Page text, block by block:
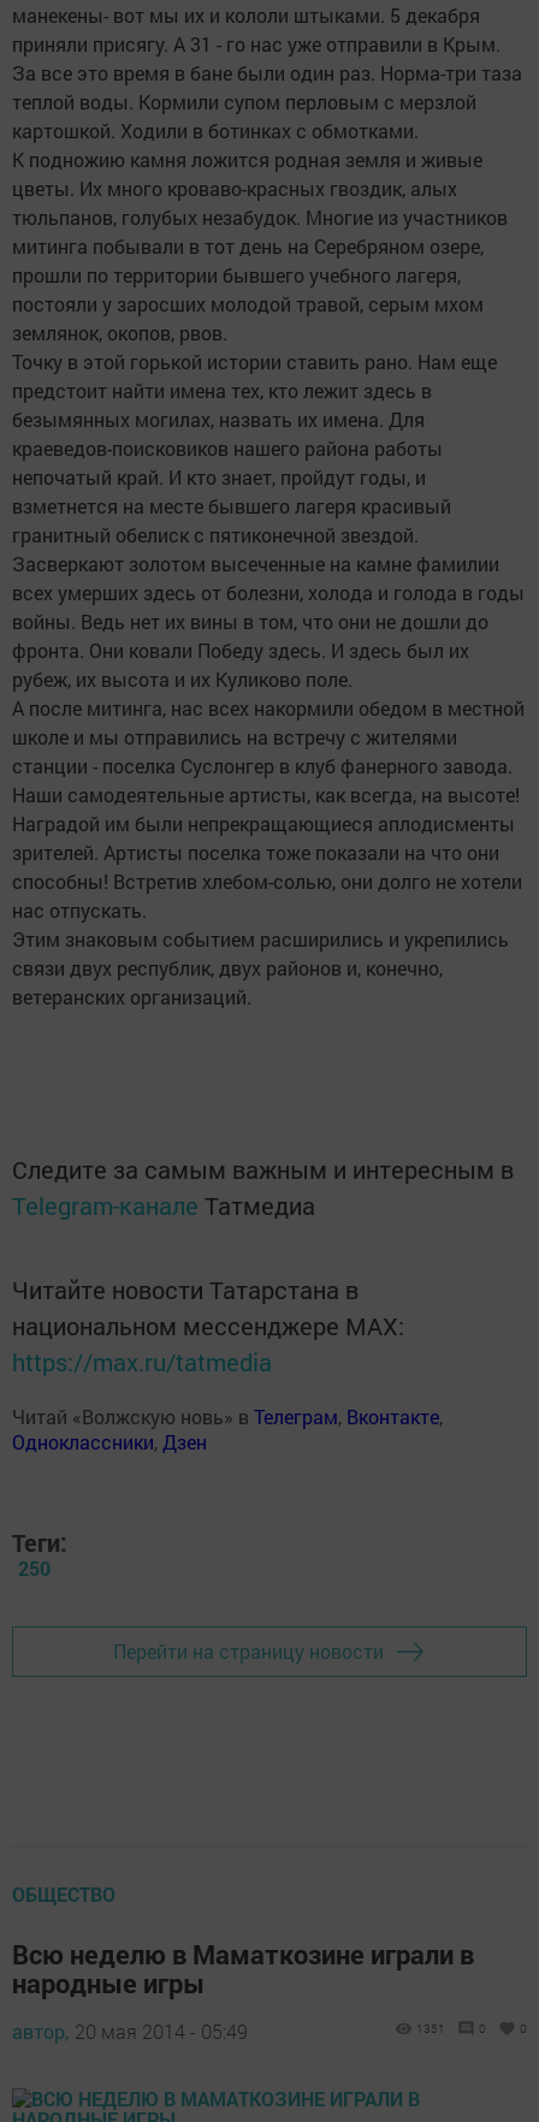
манекены- вот мы их и кололи штыками. 5 декабря
приняли присягу. А 31 - го нас уже отправили в Крым.
За все это время в бане были один раз. Норма-три таза
теплой воды. Кормили супом перловым с мерзлой
картошкой. Ходили в ботинках с обмотками.
К подножию камня ложится родная земля и живые
цветы. Их много кроваво-красных гвоздик, алых
тюльпанов, голубых незабудок. Многие из участников
митинга побывали в тот день на Серебряном озере,
прошли по территории бывшего учебного лагеря,
постояли у заросших молодой травой, серым мхом
землянок, окопов, рвов.
Точку в этой горькой истории ставить рано. Нам еще
предстоит найти имена тех, кто лежит здесь в
безымянных могилах, назвать их имена. Для
краеведов-поисковиков нашего района работы
непочатый край. И кто знает, пройдут годы, и
взметнется на месте бывшего лагеря красивый
гранитный обелиск с пятиконечной звездой.
Засверкают золотом высеченные на камне фамилии
всех умерших здесь от болезни, холода и голода в годы
войны. Ведь нет их вины в том, что они не дошли до
фронта. Они ковали Победу здесь. И здесь был их
рубеж, их высота и их Куликово поле.
А после митинга, нас всех накормили обедом в местной
школе и мы отправились на встречу с жителями
станции - поселка Суслонгер в клуб фанерного завода.
Наши самодеятельные артисты, как всегда, на высоте!
Наградой им были непрекращающиеся аплодисменты
зрителей. Артисты поселка тоже показали на что они
способны! Встретив хлебом-солью, они долго не хотели
нас отпускать.
Этим знаковым событием расширились и укрепились
связи двух республик, двух районов и, конечно,
ветеранских организаций.
Следите за самым важным и интересным в
Telegram-канале Татмедиа
Читайте новости Татарстана в
национальном мессенджере MАХ:
https://max.ru/tatmedia
Читай «Волжскую новь» в Телеграм, Вконтакте,
Одноклассники, Дзен
Теги:
250
Перейти на страницу новости
ОБЩЕСТВО
Всю неделю в Маматкозине играли в
народные игры
автор, 20 мая 2014 - 05:49 1351 0 0